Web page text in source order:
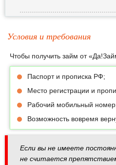
Условия и требования
Чтобы получить займ от
Паспорт и прописка РФ;
Место регистрации и
Рабочий мобильный
Возможность вовремя
Если вы не имеете
не считается